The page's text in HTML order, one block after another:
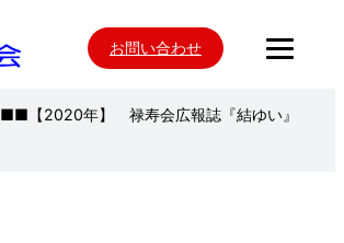
お問い合わせ
■■【2020年】 禄寿会広報誌『結ゆい』